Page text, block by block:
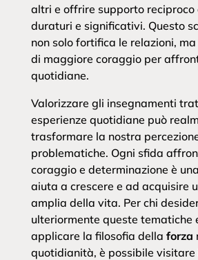
altri e offrire supporto reciproco
duraturi e significativi. Questo
non solo fortifica le relazioni,
di maggiore coraggio per
quotidiane.
Valorizzare gli insegnamenti
esperienze quotidiane può
trasformare la nostra
problematiche. Ogni sfida
coraggio e determinazione è
aiuta a crescere e ad acquisire
amplia della vita. Per chi
ulteriormente queste tematiche
applicare la filosofia della forza
quotidianità, è possibile visitare